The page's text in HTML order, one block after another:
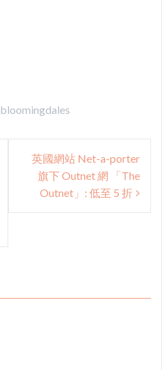
bloomingdales
英國網站 Net-a-porter
旗下 Outnet 網 「The
Outnet」: 低至 5 折